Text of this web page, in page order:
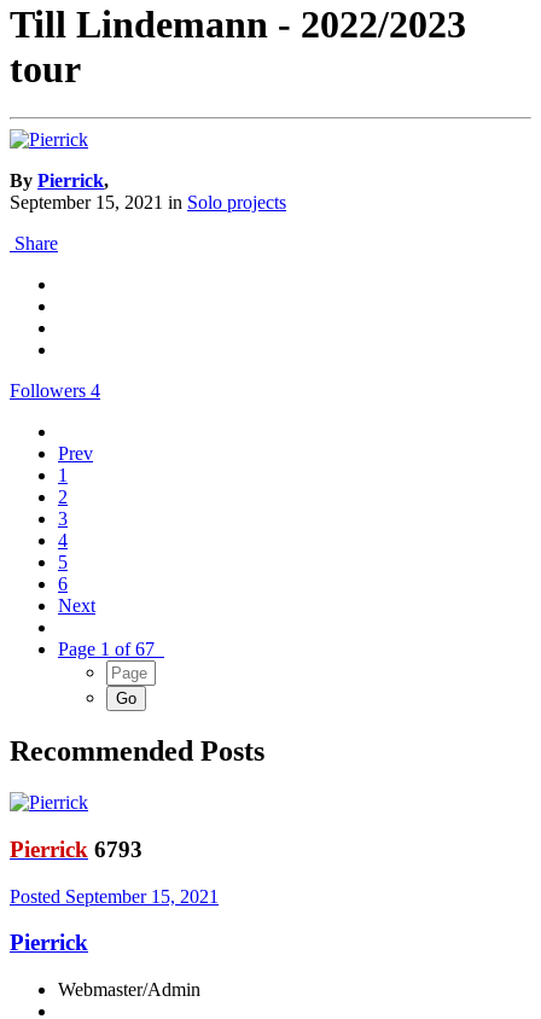
Till Lindemann - 2022/2023
tour
By Pierrick,
September 15, 2021 in Solo projects
Share
Followers 4
Prev
1
2
3
4
5
6
Next
Page 1 of 67
Recommended Posts
Pierrick 6793
Posted September 15, 2021
Pierrick
Webmaster/Admin